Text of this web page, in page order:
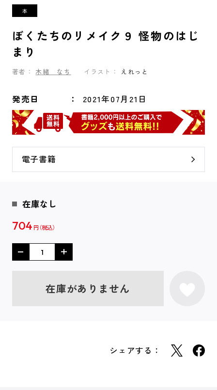
ぼくたちのリメイク９ 怪物のはじ
まり
著者： 木緒 なち イラスト： えれっと
発売日 2021年07月21日
電子書籍
在庫なし
704 円
在庫がありません
シェアする：